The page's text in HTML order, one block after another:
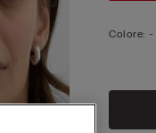
Colore: -